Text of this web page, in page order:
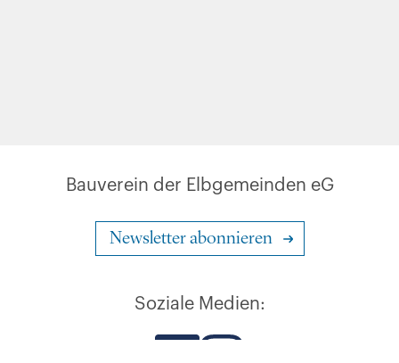
Bauverein der Elbgemeinden eG
Newsletter abonnieren
Soziale Medien: